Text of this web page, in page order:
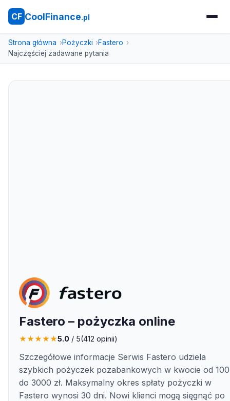
CF CoolFinance.pl
Strona główna Pożyczki
Fastero
Najczęściej zadawane pytania
Fastero – pożyczka online
★★★★★5.0 / 5(412 opinii)
Szczegółowe informacje Serwis Fastero udziela
szybkich pożyczek pozabankowych w kwocie od 100
do 3000 zł. Maksymalny okres spłaty pożyczki w
Fastero wynosi 30 dni. Nowi klienci mogą sięgnąć po